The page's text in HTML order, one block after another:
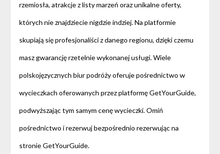
rzemiosła, atrakcje z listy marzeń oraz unikalne oferty,
których nie znajdziecie nigdzie indziej. Na platformie
skupiają się profesjonaliści z danego regionu, dzięki czemu
masz gwarancję rzetelnie wykonanej usługi. Wiele
polskojęzycznych biur podróży oferuje pośrednictwo w
wycieczkach oferowanych przez platformę GetYourGuide,
podwyższając tym samym cenę wycieczki. Omiń
pośrednictwo i rezerwuj bezpośrednio rezerwując na
stronie GetYourGuide.